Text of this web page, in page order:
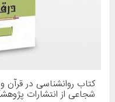
شجاعی از انتشارات